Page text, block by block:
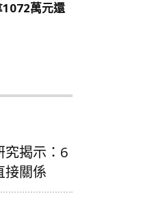
究揭示：6
接關係